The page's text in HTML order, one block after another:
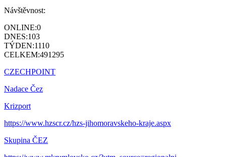
Návštěvnost:
ONLINE:0
DNES:103
TÝDEN:1110
CELKEM:491295
CZECHPOINT
Nadace Čez
Krizport
https://www.hzscr.cz/hzs-jihomoravskeho-kraje.aspx
Skupina ČEZ